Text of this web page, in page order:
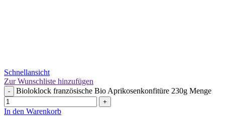
Schnellansicht
Zur Wunschliste hinzufügen
- Bioloklock französische Bio Aprikosenkonfitüre 230g Menge
+
In den Warenkorb